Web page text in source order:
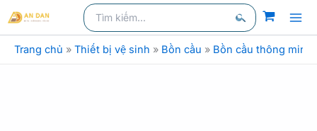
tới
Tìm
kiếm:
Tìm
kiếm
Trang chủ » Thiết bị vệ sinh » Bồn cầu » Bồn cầu thông minh